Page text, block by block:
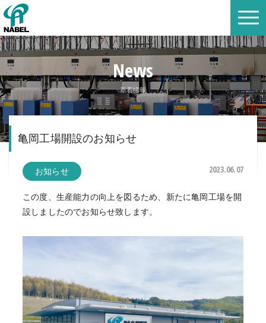
News
新着情報
亀岡工場開設のお知らせ
お知らせ 2023.06.07
この度、生産能力の向上を図るため、新たに亀岡工場を開
設しましたのでお知らせ致します。